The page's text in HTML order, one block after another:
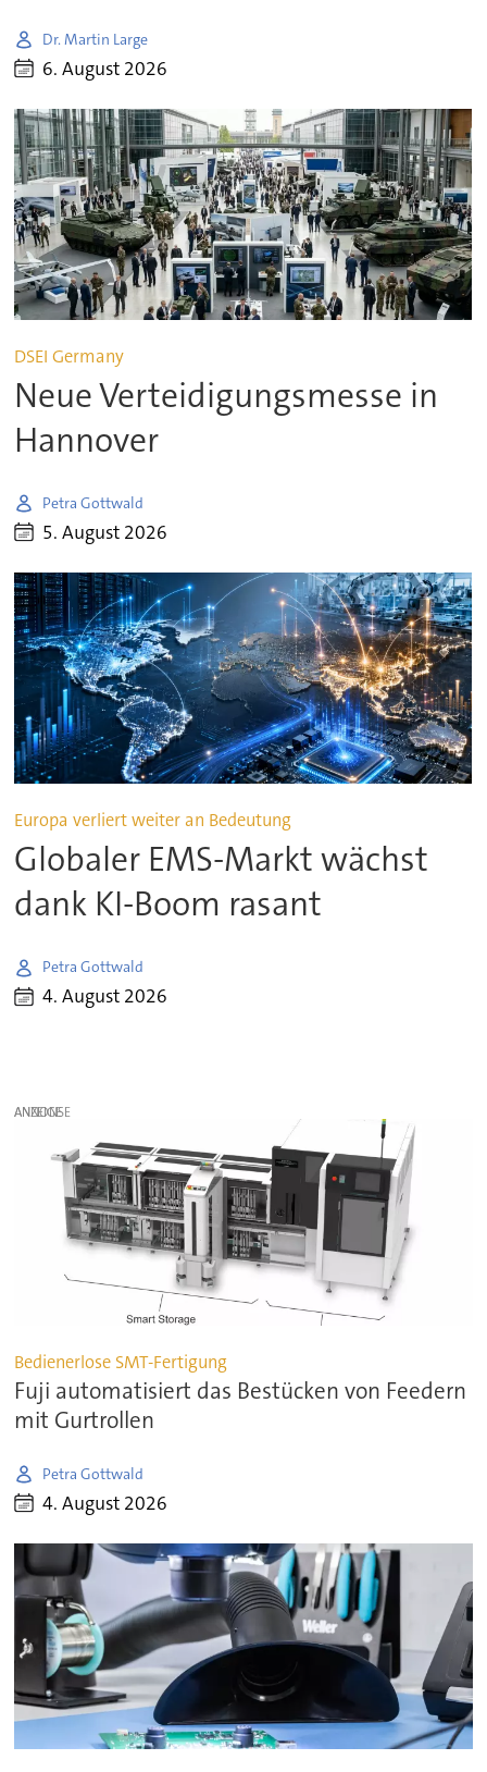
Dr. Martin Large
6. August 2026
DSEI Germany
Neue Verteidigungsmesse in
Hannover
Petra Gottwald
5. August 2026
Europa verliert weiter an Bedeutung
Globaler EMS-Markt wächst
dank KI-Boom rasant
Petra Gottwald
4. August 2026
ANZEIGE
Bedienerlose SMT-Fertigung
Fuji automatisiert das Bestücken von Feedern
mit Gurtrollen
Petra Gottwald
4. August 2026